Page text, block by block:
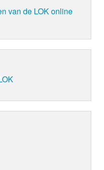
van de LOK online